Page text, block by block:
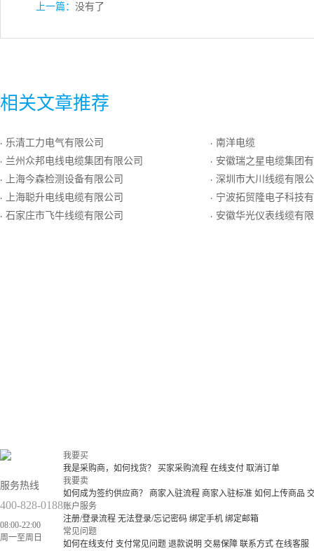
上一篇： 没有了
相关文章推荐
· 乐清工力电气有限公司
· 兰州众邦电线电缆集团有限公司
· 上海今森检测设备有限公司
· 上海聪升电线电缆有限公司
· 石家庄市飞牛线缆有限公司
· 南洋电缆
· 安徽瑞之星电缆集团
· 深圳市大川线缆有限
· 宁波拓贸隆电子科技
· 安徽华光仪表线缆有
服务热线
400-828-0188
08:00-22:00
周一至周日
我要买
我是采购商，如何找货？
买家采购流程 在线支付 取消订单
我要卖
如何成为签约供应商？
商家入驻流程 商家入驻标准 如何上传商品
账户服务
注册/登录流程 无法登录/忘记密码 绑定手机 绑定邮箱
常见问题
如何在线支付 支付常见问题 退款说明 交易保障 联系方式 在线客服